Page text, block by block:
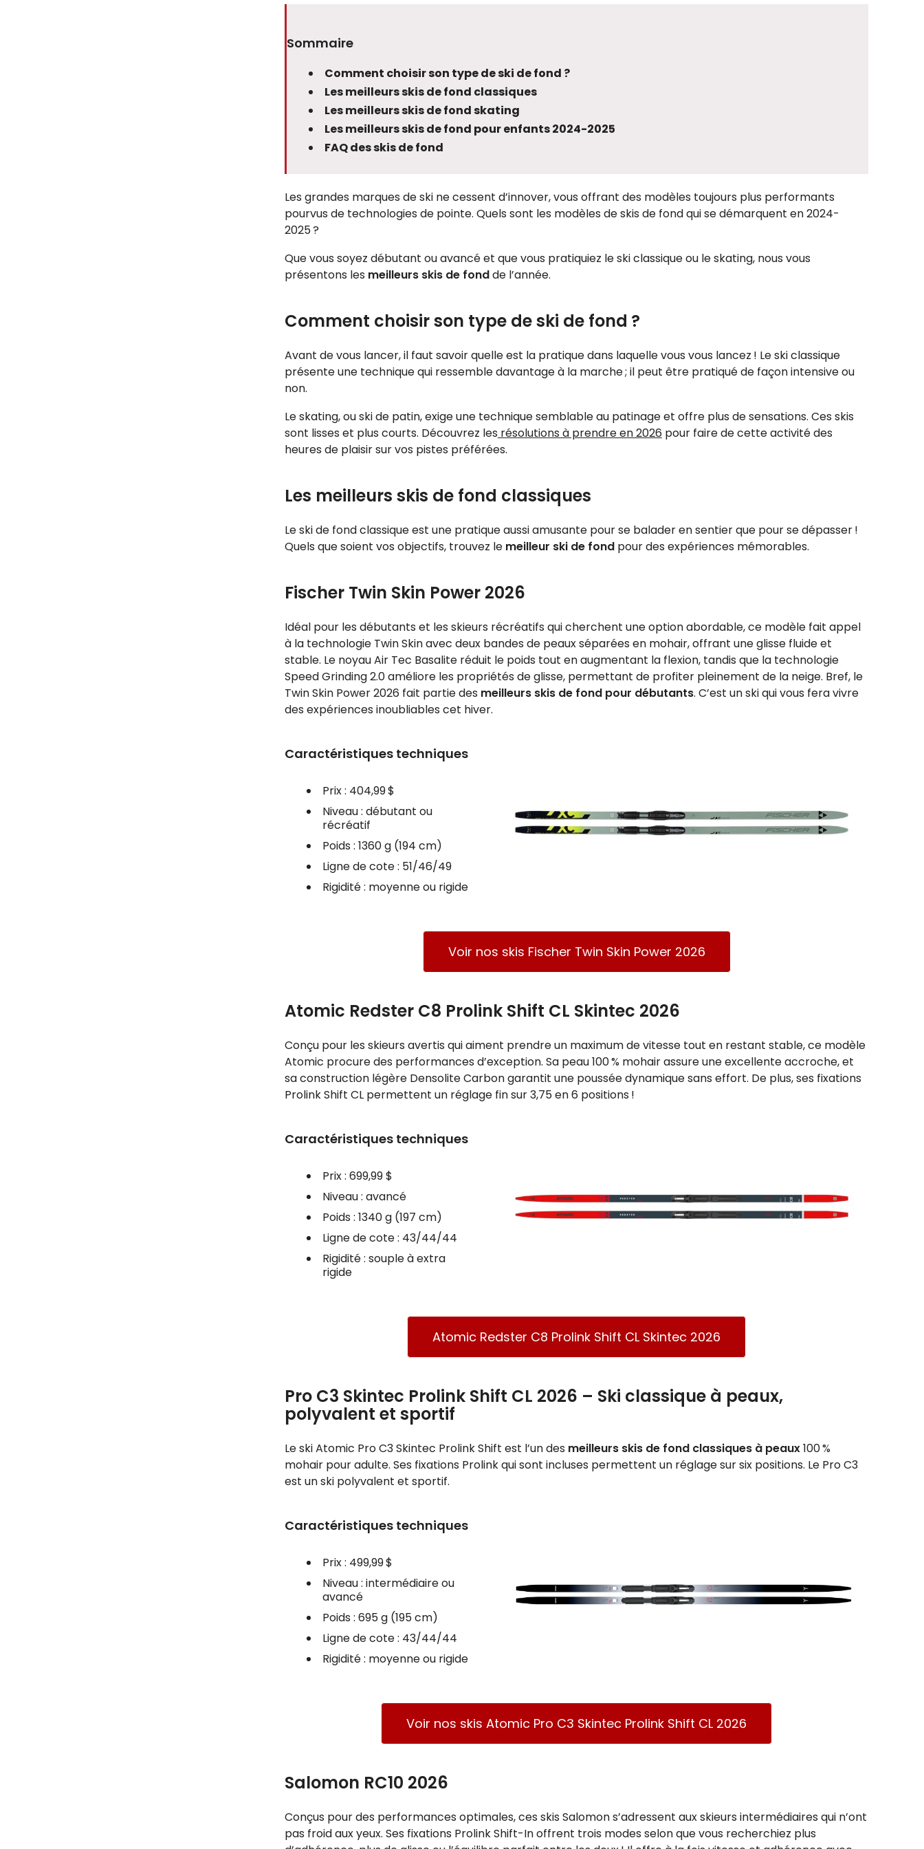
Sommaire
Comment choisir son type de ski de fond ?
Les meilleurs skis de fond classiques
Les meilleurs skis de fond skating
Les meilleurs skis de fond pour enfants 2024-2025
FAQ des skis de fond
Les grandes marques de ski ne cessent d’innover, vous offrant des modèles toujours plus performants
pourvus de technologies de pointe. Quels sont les modèles de skis de fond qui se démarquent en 2024-
2025 ?
Que vous soyez débutant ou avancé et que vous pratiquiez le ski classique ou le skating, nous vous
présentons les meilleurs skis de fondde l’année.
Comment choisir son type de ski de fond ?
Avant de vous lancer, il faut savoir quelle est la pratique dans laquelle vous vous lancez ! Le ski classique
présente une technique qui ressemble davantage à la marche ; il peut être pratiqué de façon intensive ou
non.
Le skating, ou ski de patin, exige une technique semblable au patinage et offre plus de sensations. Ces skis
sont lisses et plus courts. Découvrez les résolutions à prendre en 2026 pour faire de cette activité des
heures de plaisir sur vos pistes préférées.
Les meilleurs skis de fond classiques
Le ski de fond classique est une pratique aussi amusante pour se balader en sentier que pour se dépasser !
Quels que soient vos objectifs, trouvez le meilleur ski de fondpour des expériences mémorables.
Fischer Twin Skin Power 2026
Idéal pour les débutants et les skieurs récréatifs qui cherchent une option abordable, ce modèle fait appel
à la technologie Twin Skin avec deux bandes de peaux séparées en mohair, offrant une glisse fluide et
stable. Le noyau Air Tec Basalite réduit le poids tout en augmentant la flexion, tandis que la technologie
Speed Grinding 2.0 améliore les propriétés de glisse, permettant de profiter pleinement de la neige. Bref, le
Twin Skin Power 2026 fait partie des meilleurs skis de fond pour débutants. C’est un ski qui vous fera vivre
des expériences inoubliables cet hiver.
Caractéristiques techniques
Prix : 404,99 $
Niveau : débutant ou
récréatif
Poids : 1360 g (194 cm)
Ligne de cote : 51/46/49
Rigidité : moyenne ou rigide
Voir nos skis Fischer Twin Skin Power 2026
Atomic Redster C8 Prolink Shift CL Skintec 2026
Conçu pour les skieurs avertis qui aiment prendre un maximum de vitesse tout en restant stable, ce modèle
Atomic procure des performances d’exception. Sa peau 100 % mohair assure une excellente accroche, et
sa construction légère Densolite Carbon garantit une poussée dynamique sans effort. De plus, ses fixations
Prolink Shift CL permettent un réglage fin sur 3,75 en 6 positions !
Caractéristiques techniques
Prix : 699,99 $
Niveau : avancé
Poids : 1340 g (197 cm)
Ligne de cote : 43/44/44
Rigidité : souple à extra
rigide
Atomic Redster C8 Prolink Shift CL Skintec 2026
Pro C3 Skintec Prolink Shift CL 2026 – Ski classique à peaux,
polyvalent et sportif
Le ski Atomic Pro C3 Skintec Prolink Shift est l’un des meilleurs skis de fond classiques à peaux100 %
mohair pour adulte. Ses fixations Prolink qui sont incluses permettent un réglage sur six positions. Le Pro C3
est un ski polyvalent et sportif.
Caractéristiques techniques
Prix : 499,99 $
Niveau : intermédiaire ou
avancé
Poids : 695 g (195 cm)
Ligne de cote : 43/44/44
Rigidité : moyenne ou rigide
Voir nos skis Atomic Pro C3 Skintec Prolink Shift CL 2026
Salomon RC10 2026
Conçus pour des performances optimales, ces skis Salomon s’adressent aux skieurs intermédiaires qui n’ont
pas froid aux yeux. Ses fixations Prolink Shift-In offrent trois modes selon que vous recherchiez plus